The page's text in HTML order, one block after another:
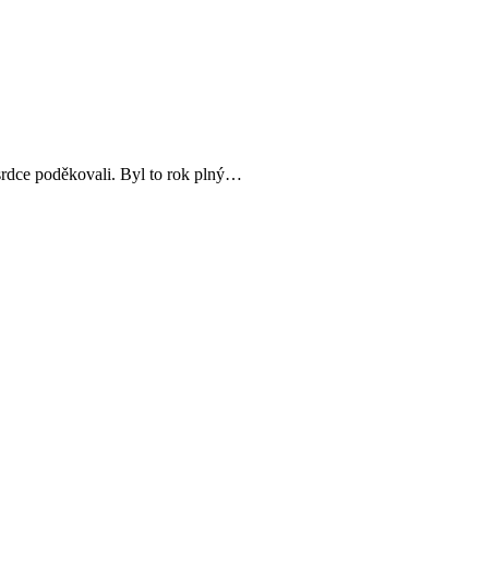
poděkovali. Byl to rok plný…